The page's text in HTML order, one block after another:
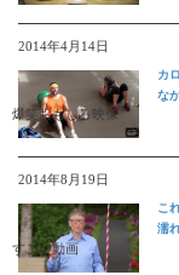
2014年4月14日
爆笑おもしろ映像
カ
な
2014年8月19日
すごい動画
こ
濡